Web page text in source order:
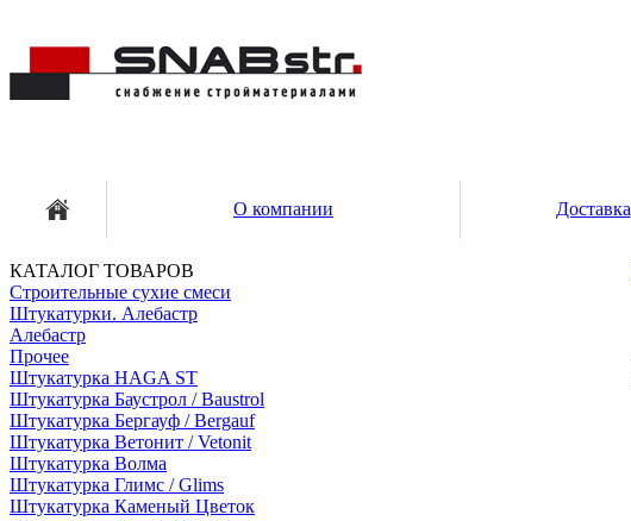
О компании Доставка
КАТАЛОГ ТОВАРОВ
Строительные сухие смеси
Штукатурки. Алебастр
Алебастр
Прочее
Штукатурка HAGA ST
Штукатурка Баустрол / Baustrol
Штукатурка Бергауф / Bergauf
Штукатурка Ветонит / Vetonit
Штукатурка Волма
Штукатурка Глимс / Glims
Штукатурка Каменый Цветок